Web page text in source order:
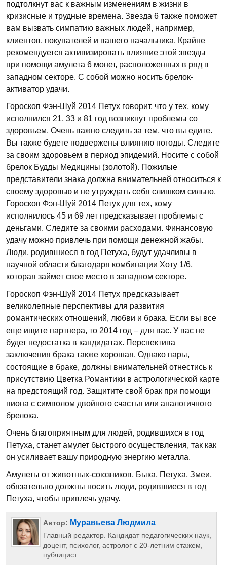
подтолкнут вас к важным изменениям в жизни в
кризисные и трудные времена. Звезда 6 также поможет
вам вызвать симпатию важных людей, например,
клиентов, покупателей и вашего начальника. Крайне
рекомендуется активизировать влияние этой звезды
при помощи амулета 6 монет, расположенных в ряд в
западном секторе. С собой можно носить брелок-
активатор удачи.
Гороскоп Фэн-Шуй 2014 Петух говорит, что у тех, кому
исполнился 21, 33 и 81 год возникнут проблемы со
здоровьем. Очень важно следить за тем, что вы едите.
Вы также будете подвержены влиянию погоды. Следите
за своим здоровьем в период эпидемий. Носите с собой
брелок Будды Медицины (золотой). Пожилые
представители знака должна внимательней относиться к
своему здоровью и не утруждать себя слишком сильно.
Гороскоп Фэн-Шуй 2014 Петух для тех, кому
исполнилось 45 и 69 лет предсказывает проблемы с
деньгами. Следите за своими расходами. Финансовую
удачу можно привлечь при помощи денежной жабы.
Люди, родившиеся в год Петуха, будут удачливы в
научной области благодаря комбинации Хоту 1/6,
которая займет свое место в западном секторе.
Гороскоп Фэн-Шуй 2014 Петух предсказывает
великолепные перспективы для развития
романтических отношений, любви и брака. Если вы все
еще ищите партнера, то 2014 год – для вас. У вас не
будет недостатка в кандидатах. Перспектива
заключения брака также хорошая. Однако пары,
состоящие в браке, должны внимательней отнестись к
присутствию Цветка Романтики в астрологической карте
на предстоящий год. Защитите свой брак при помощи
пиона с символом двойного счастья или аналогичного
брелока.
Очень благоприятным для людей, родившихся в год
Петуха, станет амулет быстрого осуществления, так как
он усиливает вашу природную энергию металла.
Амулеты от животных-союзников, Быка, Петуха, Змеи,
обязательно должны носить люди, родившиеся в год
Петуха, чтобы привлечь удачу.
Автор: Муравьева Людмила
Главный редактор. Кандидат педагогических наук,
доцент, психолог, астролог с 20-летним стажем,
публицист.